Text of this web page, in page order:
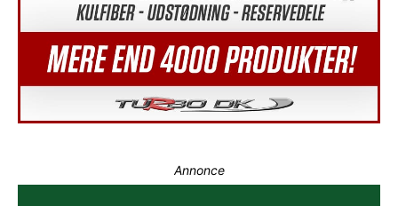
Annonce